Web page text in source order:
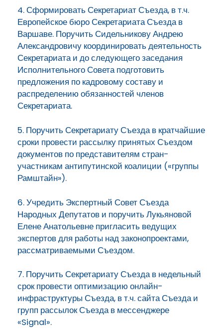
4. Сформировать Секретариат Съезда, в т.ч.
Европейское бюро Секретариата Съезда в
Варшаве. Поручить Сидельникову Андрею
Александровичу координировать деятельность
Секретариата и до следующего заседания
Исполнительного Совета подготовить
предложения по кадровому составу и
распределению обязанностей членов
Секретариата.
5. Поручить Секретариату Съезда в кратчайшие
сроки провести рассылку принятых Съездом
документов по представителям стран-
участникам антипутинской коалиции («группы
Рамштайн»).
6. Учредить Экспертный Совет Съезда
Народных Депутатов и поручить Лукьяновой
Елене Анатольевне пригласить ведущих
экспертов для работы над законопроектами,
рассматриваемыми Съездом.
7. Поручить Секретариату Съезда в недельный
срок провести оптимизацию онлайн-
инфраструктуры Съезда, в т.ч. сайта Съезда и
групп рассылок Съезда в мессенджере
«Signal».